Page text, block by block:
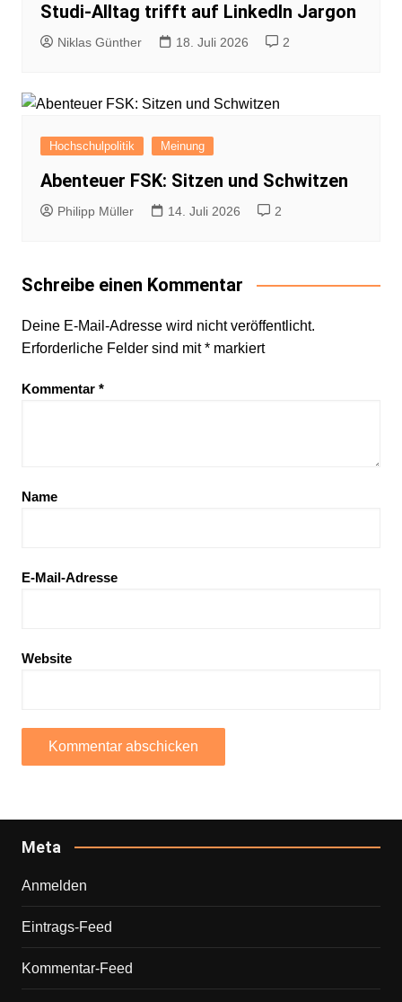
Studi-Alltag trifft auf LinkedIn Jargon
Niklas Günther 18. Juli 2026 2
Hochschulpolitik Meinung
Abenteuer FSK: Sitzen und Schwitzen
Philipp Müller 14. Juli 2026 2
Schreibe einen Kommentar
Deine E-Mail-Adresse wird nicht veröffentlicht.
Erforderliche Felder sind mit*markiert
Kommentar *
Name
E-Mail-Adresse
Website
Meta
Anmelden
Eintrags-Feed
Kommentar-Feed